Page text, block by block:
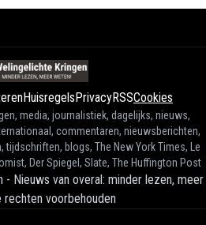
HuisregelsPrivacyRSSCookies
media, journalistiek, dagelijks, nieuws,
commentaren, nieuwsberichten,
tijdschriften, blogs, The New York Times, Le
Der Spiegel, Slate, The Huffington Post
- Nieuws van overal: minder lezen, meer
rechten voorbehouden